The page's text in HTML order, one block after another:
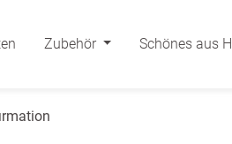
Zubehör Schönes aus